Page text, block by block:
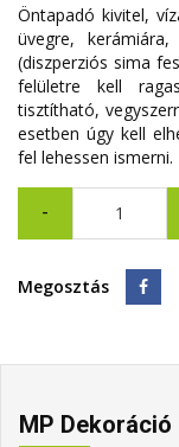
Öntapadó kivitel,
üvegre,
(diszperziós sima
felületre kell
tisztítható,
esetben úgy kell
fel lehessen ismerni.
-
Megosztás
MP Dekoráció